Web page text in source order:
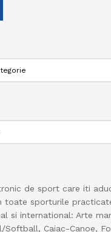
de sport care iti
toate sporturile
si international: Arte
Softball, Caiac-Canoe,